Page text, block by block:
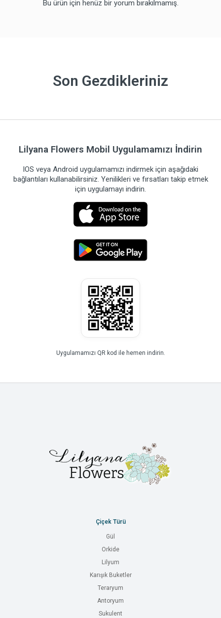
Bu ürün için henüz bir yorum bırakılmamış.
Son Gezdikleriniz
Lilyana Flowers Mobil Uygulamamızı İndirin
IOS veya Android uygulamamızı indirmek için aşağıdaki
bağlantıları kullanabilirsiniz. Yenilikleri ve fırsatları takip etmek
için uygulamayı indirin.
Uygulamamızı QR kod ile hemen indirin.
Çiçek Türü
Gül
Orkide
Lilyum
Karışık Buketler
Teraryum
Antoryum
Sukulent